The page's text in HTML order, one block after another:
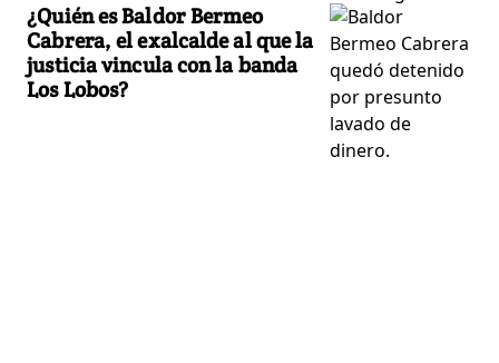
¿Quién es Baldor Bermeo
Cabrera, el exalcalde al que la
justicia vincula con la banda
Los Lobos?